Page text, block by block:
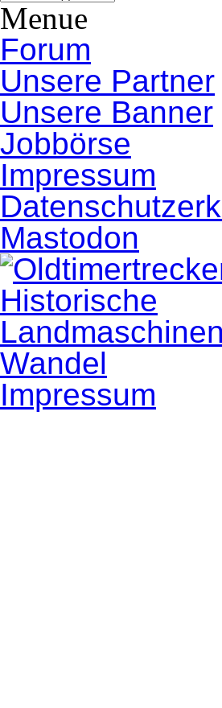
Menue
Forum
Unsere Partner
Unsere Banner
Jobbörse
Impressum
Mastodon
Impressum